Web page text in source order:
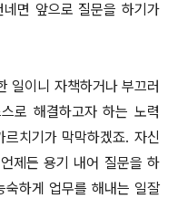
면 앞으로 질문을 하기가
일이니 자책하거나 부끄러
로 해결하고자 하는 노력
치기가 막막하겠죠. 자신
제든 용기 내어 질문을 하
하게 업무를 해내는 일잘